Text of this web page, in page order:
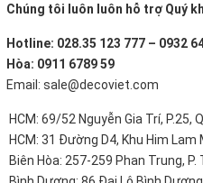
Chúng tôi luôn luôn hỗ trợ Quý
Hotline: 028.35 123 777 – 0932
Hòa: 0911 6789 59
Email: sale@decoviet.com
HCM: 69/52 Nguyễn Gia Trí, P.25,
HCM: 31 Đường D4, Khu Him Lam
Biên Hòa: 257-259 Phan Trung, P.